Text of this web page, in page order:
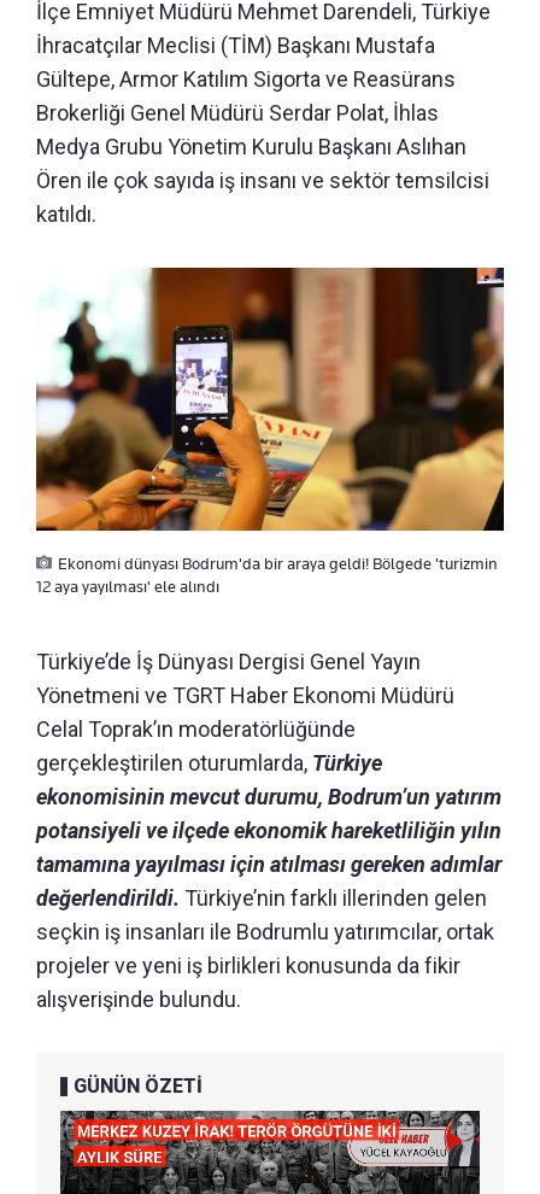
İlçe Emniyet Müdürü Mehmet Darendeli, Türkiye
İhracatçılar Meclisi (TİM) Başkanı Mustafa
Gültepe, Armor Katılım Sigorta ve Reasürans
Brokerliği Genel Müdürü Serdar Polat, İhlas
Medya Grubu Yönetim Kurulu Başkanı Aslıhan
Ören ile çok sayıda iş insanı ve sektör temsilcisi
katıldı.
Ekonomi dünyası Bodrum'da bir araya geldi! Bölgede 'turizmin
12 aya yayılması' ele alındı
Türkiye’de İş Dünyası Dergisi Genel Yayın
Yönetmeni ve TGRT Haber Ekonomi Müdürü
Celal Toprak’ın moderatörlüğünde
gerçekleştirilen oturumlarda, Türkiye
ekonomisinin mevcut durumu, Bodrum’un yatırım
potansiyeli ve ilçede ekonomik hareketliliğin yılın
tamamına yayılması için atılması gereken adımlar
değerlendirildi. Türkiye’nin farklı illerinden gelen
seçkin iş insanları ile Bodrumlu yatırımcılar, ortak
projeler ve yeni iş birlikleri konusunda da fikir
alışverişinde bulundu.
GÜNÜN ÖZETİ